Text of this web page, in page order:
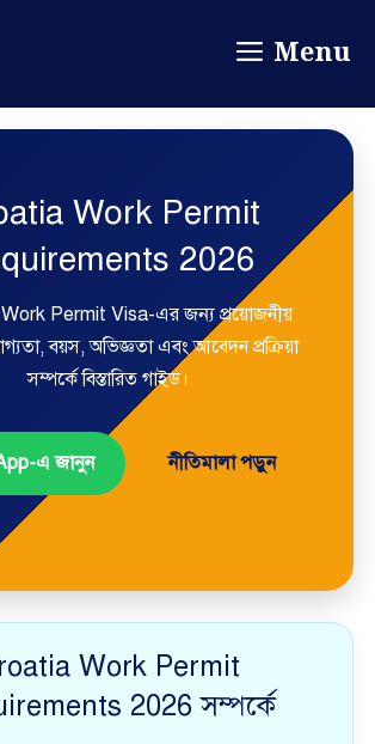
Menu
Work Permit
2026
Work Permit Visa-এর জন্য প্রয়োজনীয়
বয়স, অভিজ্ঞতা এবং আবেদন প্রক্রিয়া
সম্পর্কে বিস্তারিত গাইড।
এ জানুন নীতিমালা পড়ুন
Work Permit
2026 সম্পর্কে